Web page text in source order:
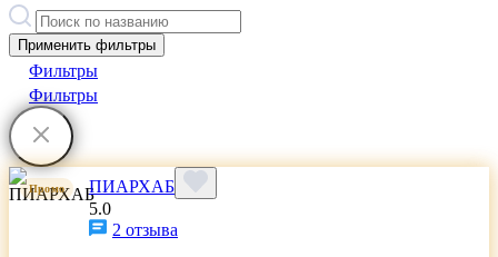
Применить фильтры
Фильтры
Фильтры
Промо
ПИАРХАБ
5.0
2 отзыва